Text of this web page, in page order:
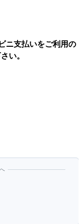
ニ支払いをご利用の
い。